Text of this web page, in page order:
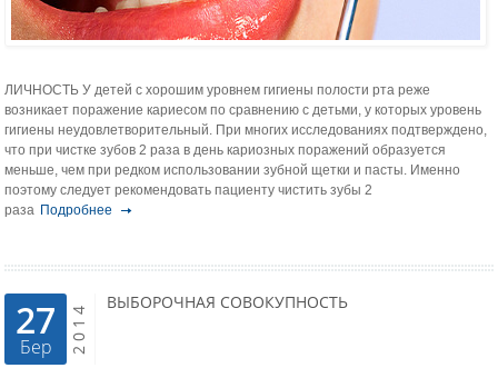
ЛИЧНОСТЬ У детей с хорошим уровнем гигиены полости рта реже
возникает пора­жение кариесом по сравнению с детьми, у которых уровень
гигиены неудов­летворительный. При многих исследованиях подтверждено,
что при чистке зубов 2 раза в день кариозных поражений образуется
меньше, чем при редком использовании зубной щетки и пасты. Именно
поэтому следует рекомендо­вать пациенту чистить зубы 2
раза Подробнее
27
Бер 2014 ВЫБОРОЧНАЯ СОВОКУПНОСТЬ